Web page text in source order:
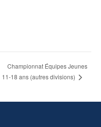
Championnat Équipes Jeunes
11-18 ans (autres divisions)